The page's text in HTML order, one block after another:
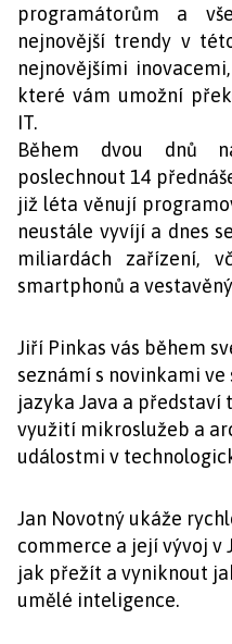
programátorům a
nejnovější trendy v
nejnovějšími
které vám umožní
IT.
Během dvou dnů
poslechnout 14
již léta věnují
neustále vyvíjí a dnes
miliardách zařízení,
smartphonů a
Jiří Pinkas vás během
seznámí s novinkami
jazyka Java a představí
využití mikroslužeb a
událostmi v
Jan Novotný ukáže
commerce a její vývoj v
jak přežít a vyniknout
umělé inteligence.